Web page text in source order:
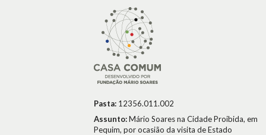
Pasta: 12356.011.002
Assunto:Mário Soares na Cidade Proibida, em
Pequim, por ocasião da visita de Estado